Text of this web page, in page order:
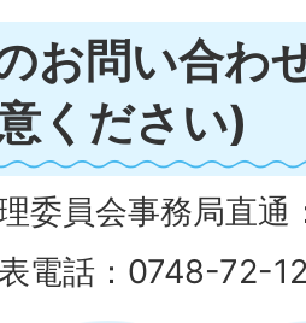
お問い合わ
ください)
委員会事務局直
電話：0748-72-